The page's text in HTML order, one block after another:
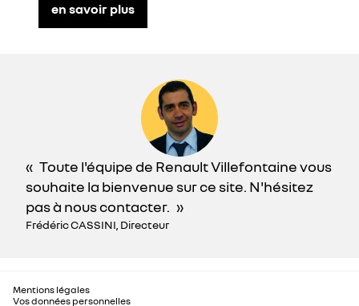
en savoir plus
Toute l'équipe de Renault Villefontaine vous
souhaite la bienvenue sur ce site. N'hésitez
pas à nous contacter.
Frédéric CASSINI, Directeur
Mentions légales
Vos données personnelles